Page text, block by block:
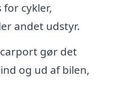
cykler,
andet udstyr.
carport gør det
og ud af bilen,